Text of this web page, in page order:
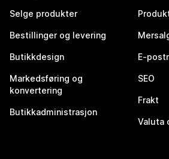
Selge produkter
Bestillinger og levering
Butikkdesign
Markedsføring og
konvertering
Butikkadministrasjon
E-
SEO
Frakt
Valuta